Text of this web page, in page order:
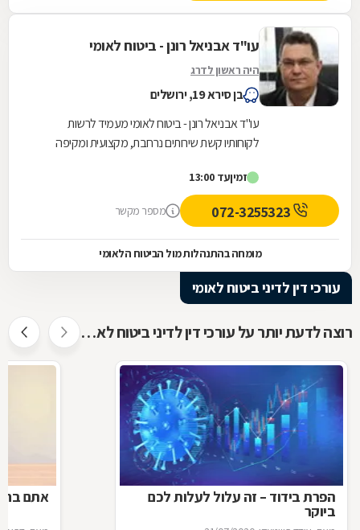
עו"ד אבניאל רונן - ביטוח לאומי
היה ראשון לדרג
בן סירא 19, ירושלים
עו"ד אבניאל רונן - ביטוח לאומי מעמיד לרשות
לקוחותיו קשת שירותים נרחבת, מקצועית ומקיפה
המוסד...
זמיןעד 13:00
מספר מקשר
מומחה בהתנהלות מול הביטוח הלאומי
עורכי דין לדיני ביטוח לאומי
רוצה לדעת יותר על עורכי דין לדיני ביטוח לאומי ?
הפרת בידוד – זה עלול לעלות לכם
ביוקר
אתם